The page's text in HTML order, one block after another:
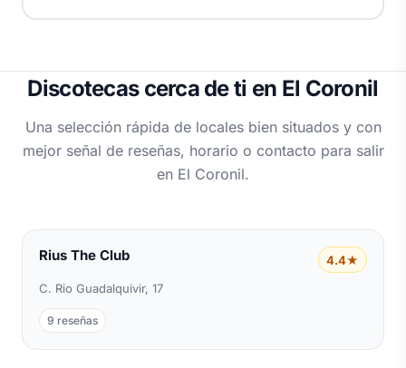
Discotecas cerca de ti en El Coronil
Una selección rápida de locales bien situados y con
mejor señal de reseñas, horario o contacto para salir
en El Coronil.
Rius The Club
4.4★
C. Rio Guadalquivir, 17
9 reseñas